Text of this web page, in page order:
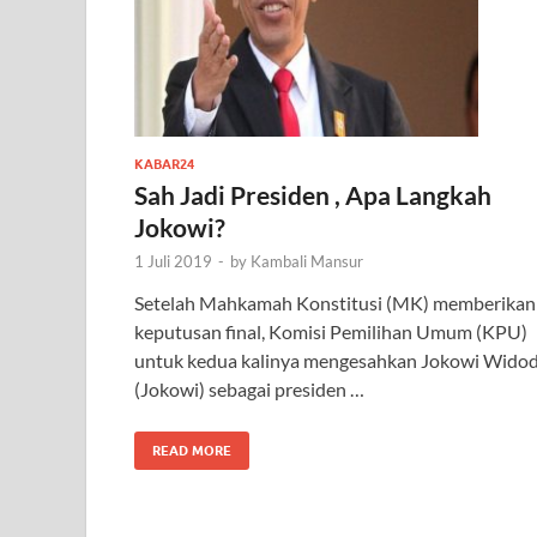
KABAR24
Sah Jadi Presiden , Apa Langkah
Jokowi?
1 Juli 2019 - by Kambali Mansur
Setelah Mahkamah Konstitusi (MK) memberikan
keputusan final, Komisi Pemilihan Umum (KPU)
untuk kedua kalinya mengesahkan Jokowi
(Jokowi) sebagai presiden …
READ MORE